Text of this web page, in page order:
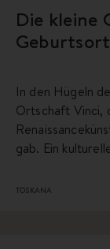
Die kleine
In den Hügeln
Ortschaft Vinci,
gab. Ein
TOSKANA